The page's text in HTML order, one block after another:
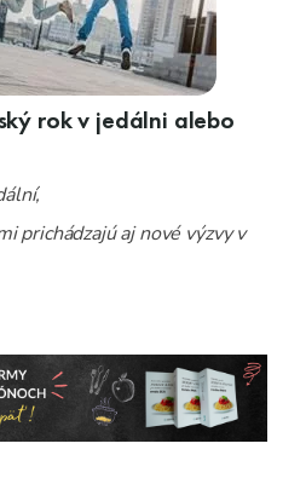
rok v jedálni alebo
prichádzajú aj nové výzvy v
pomôcť.